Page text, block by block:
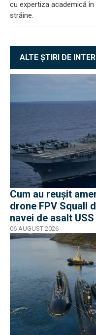
cu expertiza academică
străine.
ALTE ȘTIRI DE
Cum au reușit
drone FPV Squall
navei de asalt
06 AUGUST 2026